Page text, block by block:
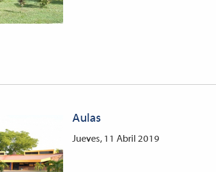
Aulas
Jueves, 11 Abril 2019